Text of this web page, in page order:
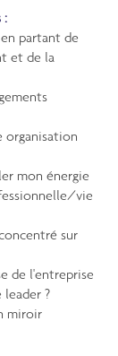
:
partant de
et de la
organisation
mon énergie
vie
sur
de l'entreprise
?
miroir